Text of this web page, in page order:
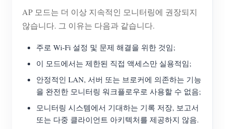
AP 모드는 더 이상 지속적인 모니터링에 권장되지
않습니다. 그 이유는 다음과 같습니다.
주로 Wi-Fi 설정 및 문제 해결을 위한 것임;
이 모드에서는 제한된 직접 액세스만 실용적임;
안정적인 LAN, 서버 또는 브로커에 의존하는 기능
을 완전한 모니터링 워크플로우로 사용할 수 없음;
모니터링 시스템에서 기대하는 기록 저장, 보고서
또는 다중 클라이언트 아키텍처를 제공하지 않음.